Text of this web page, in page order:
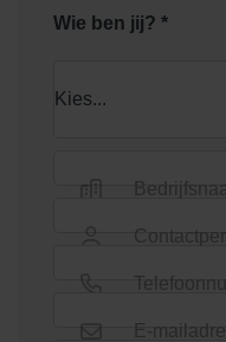
Wie ben jij? *
E-